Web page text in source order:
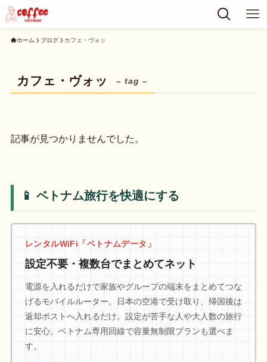
ホーム ブログ カフェ・ヴォッ
カフェ・ヴォッ – tag –
記事が見つかりませんでした。
📱 ベトナム旅行を快適にする
レンタルWiFi「ベトナムデータ」
設定不要・複数台でまとめてネット
電源を入れるだけで家族やグループの端末をまとめてつな
げるモバイルルーター。日本の空港で受け取り、帰国後は
返却ポストへ入れるだけ。設定が苦手な人や大人数の旅行
に安心。ベトナム専用回線で容量無制限プランも選べま
す。